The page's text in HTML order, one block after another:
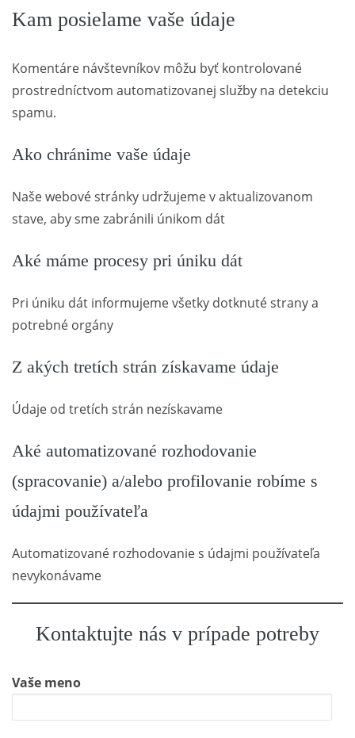
Kam posielame vaše údaje
Komentáre návštevníkov môžu byť kontrolované
prostredníctvom automatizovanej služby na detekciu
spamu.
Ako chránime vaše údaje
Naše webové stránky udržujeme v aktualizovanom
stave, aby sme zabránili únikom dát
Aké máme procesy pri úniku dát
Pri úniku dát informujeme všetky dotknuté strany a
potrebné orgány
Z akých tretích strán získavame údaje
Údaje od tretích strán nezískavame
Aké automatizované rozhodovanie
(spracovanie) a/alebo profilovanie robíme s
údajmi používateľa
Automatizované rozhodovanie s údajmi používateľa
nevykonávame
Kontaktujte nás v prípade potreby
Vaše meno